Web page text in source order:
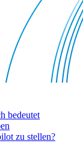
bedeutet
zu stellen?